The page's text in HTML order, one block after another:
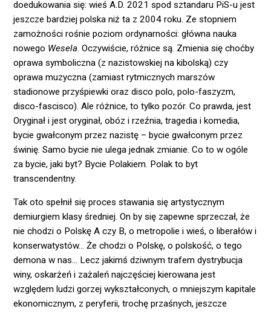
doedukowania się: wieś A.D. 2021 spod sztandaru PiS-u jest
jeszcze bardziej polska niż ta z 2004 roku. Ze stopniem
zamożności rośnie poziom ordynarności: główna nauka
nowego Wesela. Oczywiście, różnice są. Zmienia się choćby
oprawa symboliczna (z nazistowskiej na kibolską) czy
oprawa muzyczna (zamiast rytmicznych marszów
stadionowe przyśpiewki oraz disco polo, polo-faszyzm,
disco-fascisco). Ale różnice, to tylko pozór. Co prawda, jest
Oryginał i jest oryginał, obóz i rzeźnia, tragedia i komedia,
bycie gwałconym przez nazistę – bycie gwałconym przez
świnię. Samo bycie nie ulega jednak zmianie. Co to w ogóle
za bycie, jaki byt? Bycie Polakiem. Polak to byt
transcendentny.
Tak oto spełnił się proces stawania się artystycznym
demiurgiem klasy średniej. On by się zapewne sprzeczał, że
nie chodzi o Polskę A czy B, o metropolie i wieś, o liberałów i
konserwatystów… Że chodzi o Polskę, o polskość, o tego
demona w nas… Lecz jakimś dziwnym trafem dystrybucja
winy, oskarżeń i zażaleń najczęściej kierowana jest
względem ludzi gorzej wykształconych, o mniejszym kapitale
ekonomicznym, z peryferii, trochę przaśnych, jeszcze